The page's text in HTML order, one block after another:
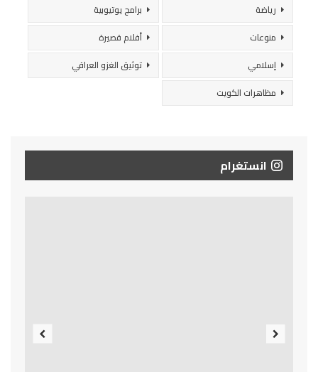
رياضة
برامج يوتيوبية
منوعات
أفلام قصيرة
إسلامي
توثيق الغزو العراقي
مظاهرات الكويت
انستغرام